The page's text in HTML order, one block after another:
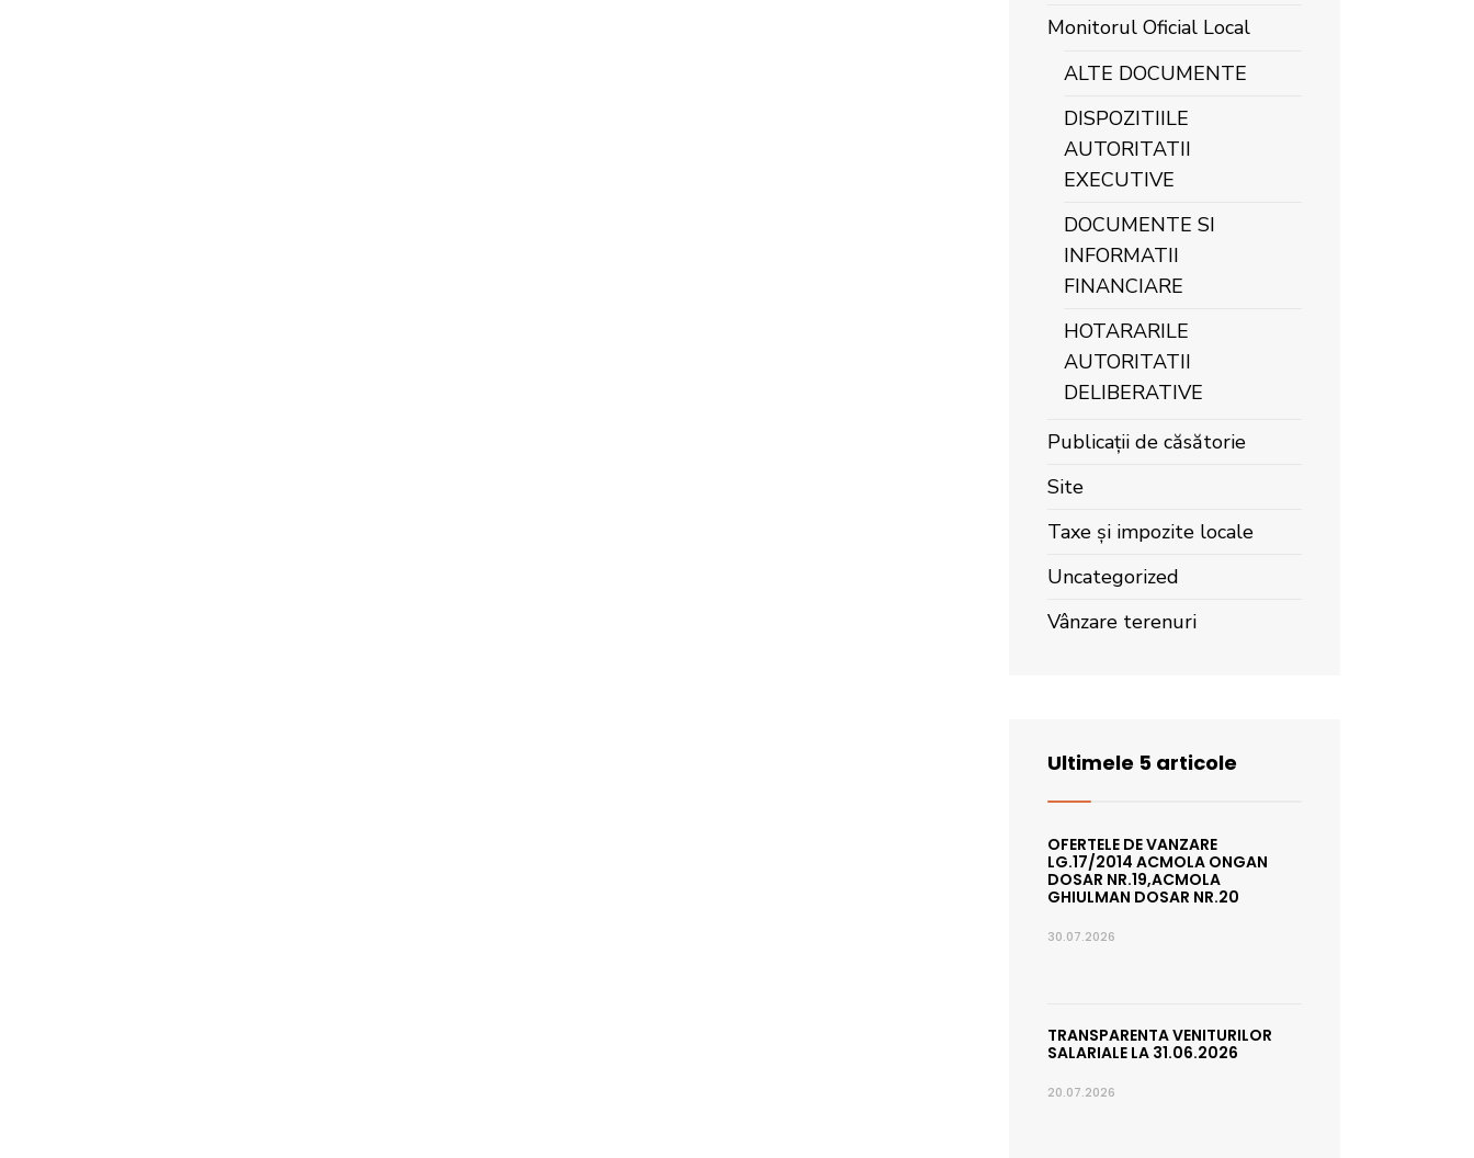
Monitorul Oficial Local
ALTE DOCUMENTE
DISPOZITIILE
AUTORITATII
EXECUTIVE
DOCUMENTE SI
INFORMATII
FINANCIARE
HOTARARILE
AUTORITATII
DELIBERATIVE
Publicații de căsătorie
Site
Taxe și impozite locale
Uncategorized
Vânzare terenuri
Ultimele 5 articole
OFERTELE DE VANZARE
LG.17/2014 ACMOLA ONGAN
DOSAR NR.19,ACMOLA
GHIULMAN DOSAR NR.20
30.07.2026
TRANSPARENTA VENITURILOR
SALARIALE LA 31.06.2026
20.07.2026